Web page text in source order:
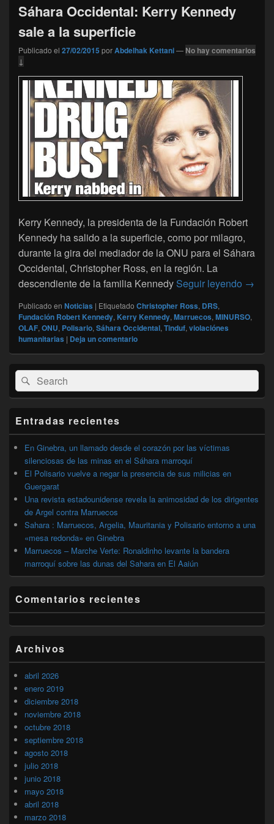
Sáhara Occidental: Kerry Kennedy
sale a la superficie
Publicado el 27/02/2015 porAbdelhak Kettani— No hay comentarios
↓
Kerry Kennedy, la presidenta de la Fundación Robert
Kennedy ha salido a la superficie, como por milagro,
durante la gira del mediador de la ONU para el Sáhara
Occidental, Christopher Ross, en la región. La
descendiente de la familia Kennedy Seguir leyendo →
Publicado en Noticias | Etiquetado Christopher Ross, DRS,
Fundación Robert Kennedy, Kerry Kennedy, Marruecos, MINURSO,
OLAF, ONU, Polisario, Sáhara Occidental, Tinduf, violaciónes
humanitarias | Deja un comentario
El
área
de
lateral
primaria
Buscar
por:
Buscar
Entradas recientes
En Ginebra, un llamado desde el corazón por las víctimas
silenciosas de las minas en el Sáhara marroquí
El Polisario vuelve a negar la presencia de sus milicias en
Guergarat
Una revista estadounidense revela la animosidad de los dirigentes
de Argel contra Marruecos
Sahara : Marruecos, Argelia, Mauritania y Polisario entorno a una
«mesa redonda» en Ginebra
Marruecos – Marche Verte: Ronaldinho levante la bandera
marroquí sobre las dunas del Sahara en El Aaiún
Comentarios recientes
Archivos
abril 2026
enero 2019
diciembre 2018
noviembre 2018
octubre 2018
septiembre 2018
agosto 2018
julio 2018
junio 2018
mayo 2018
abril 2018
marzo 2018